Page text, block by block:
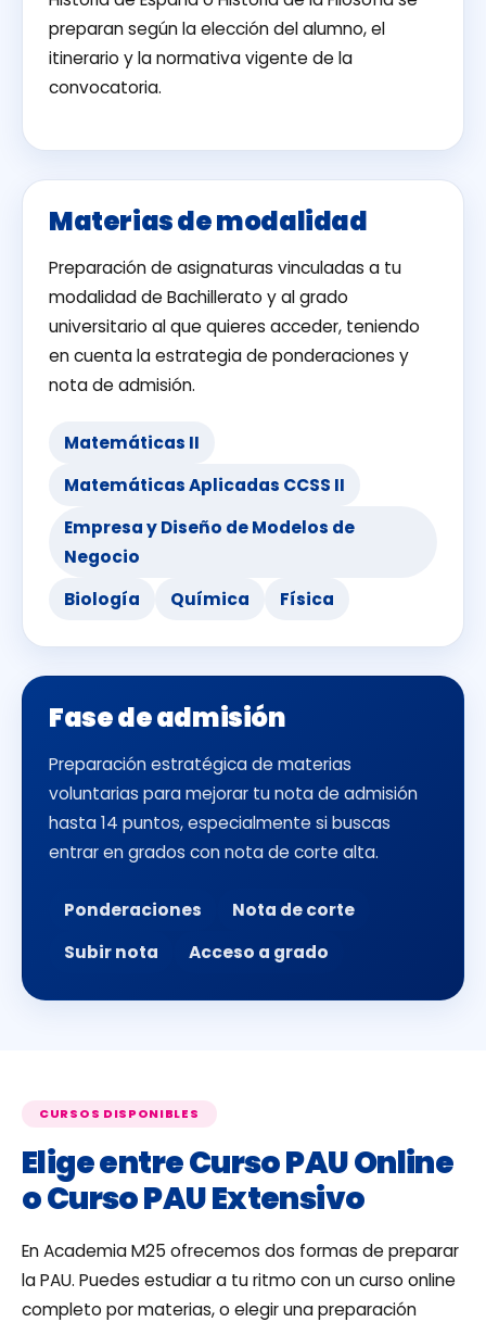
preparan según la elección del alumno, el
itinerario y la normativa vigente de la
convocatoria.
Materias de modalidad
Preparación de asignaturas vinculadas a tu
modalidad de Bachillerato y al grado
universitario al que quieres acceder, teniendo
en cuenta la estrategia de ponderaciones y
nota de admisión.
Matemáticas II
Matemáticas Aplicadas CCSS II
Empresa y Diseño de Modelos de
Negocio
Biología
Química Física
Fase de admisión
Preparación estratégica de materias
voluntarias para mejorar tu nota de admisión
hasta 14 puntos, especialmente si buscas
entrar en grados con nota de corte alta.
Ponderaciones
Nota de corte
Subir nota
Acceso a grado
CURSOS DISPONIBLES
Elige entre Curso PAU Online
o Curso PAU Extensivo
En Academia M25 ofrecemos dos formas de preparar
la PAU. Puedes estudiar a tu ritmo con un curso online
completo por materias, o elegir una preparación